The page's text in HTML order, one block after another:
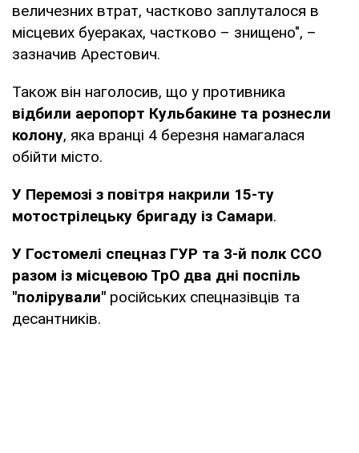
величезних втрат, частково заплуталося в
місцевих буераках, частково – знищено", –
зазначив Арестович.
Також він наголосив, що у противника
відбили аеропорт Кульбакине та рознесли
колону, яка вранці 4 березня намагалася
обійти місто.
У Перемозі з повітря накрили 15-ту
мотострілецьку бригаду із Самари.
У Гостомелі спецназ ГУР та 3-й полк ССО
разом із місцевою ТрО два дні поспіль
"полірували" російських спецназівців та
десантників.